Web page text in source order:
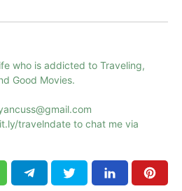
who is addicted to Traveling,
Good Movies.
travelndate to chat me via